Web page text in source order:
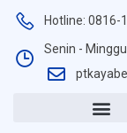
Hotline: 0816-
Senin -